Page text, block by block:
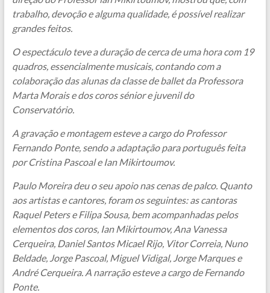
trabalho, devoção e alguma qualidade, é possível realizar
grandes feitos.
O espectáculo teve a duração de cerca de uma hora com 19
quadros, essencialmente musicais, contando com a
colaboração das alunas da classe de ballet da Professora
Marta Morais e dos coros sénior e juvenil do
Conservatório.
A gravação e montagem esteve a cargo do Professor
Fernando Ponte, sendo a adaptação para português feita
por Cristina Pascoal e Ian Mikirtoumov.
Paulo Moreira deu o seu apoio nas cenas de palco. Quanto
aos artistas e cantores, foram os seguintes: as cantoras
Raquel Peters e Filipa Sousa, bem acompanhadas pelos
elementos dos coros, Ian Mikirtoumov, Ana Vanessa
Cerqueira, Daniel Santos Micael Rijo, Vitor Correia, Nuno
Beldade, Jorge Pascoal, Miguel Vidigal, Jorge Marques e
André Cerqueira. A narração esteve a cargo de Fernando
Ponte.